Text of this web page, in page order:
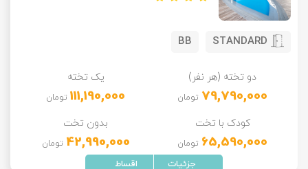
STANDARD
BB
دو تخته (هر نفر)
79,790,000 تومان
یک تخته
111,190,000 تومان
کودک با تخت
65,590,000 تومان
بدون تخت
42,990,000 تومان